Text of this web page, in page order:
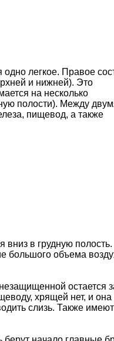
легкое. Правое
и нижней). Это
на несколько
полости). Между
пищевод, а также
в грудную
большого объема
остается
хрящей нет, и
слизь. Также